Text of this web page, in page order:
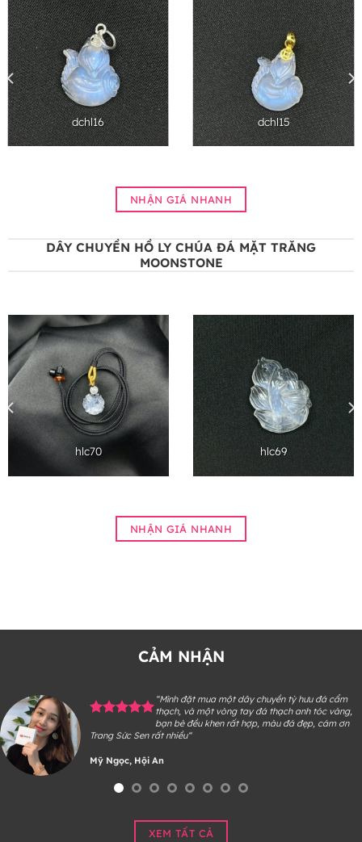
dchl16 dchl15
NHẬN GIÁ NHANH
DÂY CHUYỀN HỒ LY CHÚA ĐÁ MẶT TRĂNG
MOONSTONE
hlc70 hlc69
NHẬN GIÁ NHANH
CẢM NHẬN
“Mình đặt mua một dây chuyền tỳ hưu đá cẩm
thạch, và một vòng tay đá thạch anh tóc vàng,
bạn bè đều khen rất hợp, màu đá đẹp, cám ơn
Trang Sức Sen rất nhiều“
Mỹ Ngọc, Hội An
XEM TẤT CẢ